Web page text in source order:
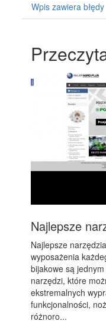
Wpis zawiera błędy
Najlepsze
Najlepsze
wyposażenia
bijakowe są
narzędzi, które
ekstremalnych
funkcjonalności,
różnoro...